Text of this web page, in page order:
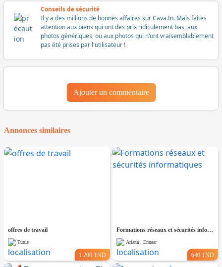
Conseils de sécurité
Il y a des millions de bonnes affaires sur Cava.tn. Mais faites
attention aux biens qui ont des prix ridiculement bas, aux
photos génériques, ou aux photos qui n'ont vraisemblablement
pas été prises par l'utilisateur !
Ajouter un commentaire
Annonces similaires
offres de travail
Tunis
1.200 TND
Formations réseaux et sécurités informatiques
Ariana , Ennasr
640 TND